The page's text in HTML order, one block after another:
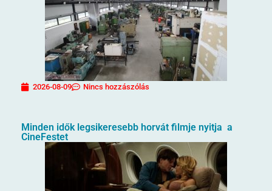
2026-08-09 Nincs hozzászólás
Minden idők legsikeresebb horvát filmje nyitja a
CineFestet